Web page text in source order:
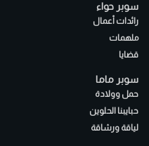
سوبر حواء
رائدات أعمال
ملهمات
قضايا
سوبر ماما
حمل وولادة
حبايبنا الحلوين
لياقة ورشاقة